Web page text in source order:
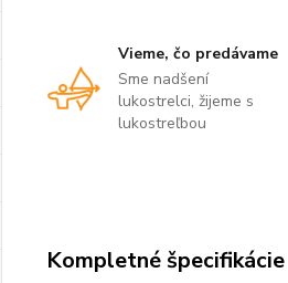
Vieme, čo predávame
Sme nadšení
lukostrelci, žijeme s
lukostreľbou
Kompletné špecifikácie